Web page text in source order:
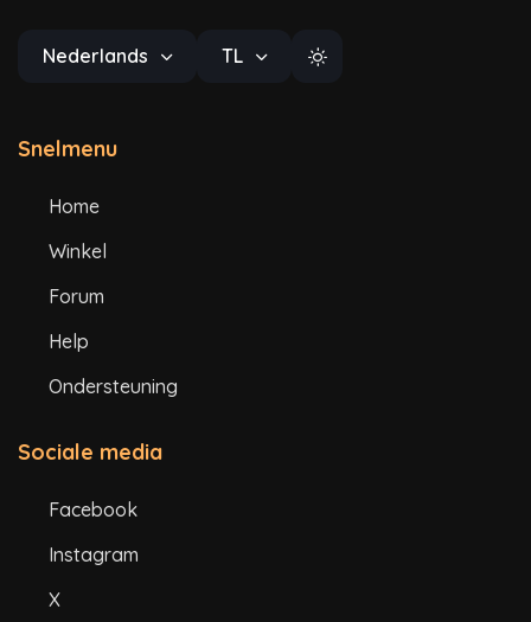
Nederlands TL
Snelmenu
Home
Winkel
Forum
Help
Ondersteuning
Sociale media
Facebook
Instagram
X